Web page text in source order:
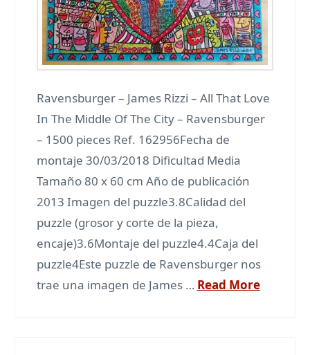
Ravensburger – James Rizzi – All That Love
In The Middle Of The City – Ravensburger
– 1500 pieces Ref. 162956Fecha de
montaje 30/03/2018 Dificultad Media
Tamaño 80 x 60 cm Año de publicación
2013 Imagen del puzzle3.8Calidad del
puzzle (grosor y corte de la pieza,
encaje)3.6Montaje del puzzle4.4Caja del
puzzle4Este puzzle de Ravensburger nos
trae una imagen de James … Read More